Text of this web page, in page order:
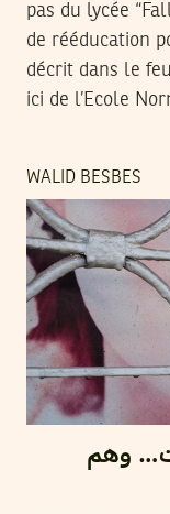
pas du lycée
de rééducation
décrit dans le
ici de l’Ecole
WALID BESBES
وهم